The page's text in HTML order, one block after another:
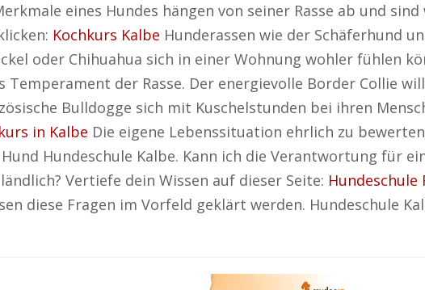
eines Hundes hängen von seiner Rasse ab und
Kochkurs Kalbe Hunderassen wie der Schäferhund
oder Chihuahua sich in einer Wohnung wohler fühlen
Temperament der Rasse. Der energievolle Border Collie
Bulldogge sich mit Kuschelstunden bei ihren
in Kalbe Die eigene Lebenssituation ehrlich zu
Hundeschule Kalbe. Kann ich die Verantwortung für
Vertiefe dein Wissen auf dieser Seite: Hundeschule
diese Fragen im Vorfeld geklärt werden. Hundeschule